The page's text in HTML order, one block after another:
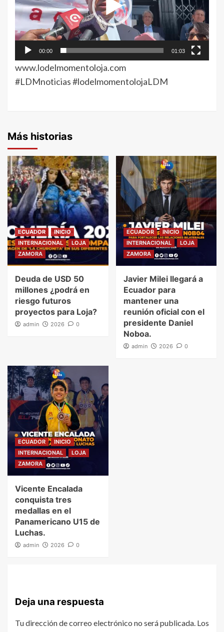
00:00 01:03
www.lodelmomentoloja.com
#LDMnoticias#lodelmomentolojaLDM
Más historias
ECUADOR
INICIO
INTERNACIONAL
LOJA
ZAMORA
Deuda de USD 50
millones ¿podrá en
riesgo futuros
proyectos para Loja?
admin 2026 0
ECUADOR
INICIO
INTERNACIONAL
LOJA
ZAMORA
Javier Milei llegará a
Ecuador para
mantener una
reunión oficial con el
presidente Daniel
Noboa.
admin 2026 0
ECUADOR
INICIO
INTERNACIONAL
LOJA
ZAMORA
Vicente Encalada
conquista tres
medallas en el
Panamericano U15 de
Luchas.
admin 2026 0
Deja una respuesta
Tu dirección de correo electrónico no será publicada. Los